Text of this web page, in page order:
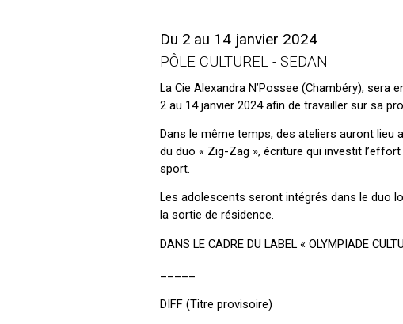
Du 2 au 14 janvier 2024
PÔLE CULTUREL - SEDAN
La Cie Alexandra N’Possee (Chambéry), sera
2 au 14 janvier 2024 afin de travailler sur sa
Dans le même temps, des ateliers auront lieu
du duo « Zig-Zag », écriture qui investit
sport.
Les adolescents seront intégrés dans le duo
la sortie de résidence.
DANS LE CADRE DU LABEL « OLYMPIADE
DIFF (Titre provisoire)